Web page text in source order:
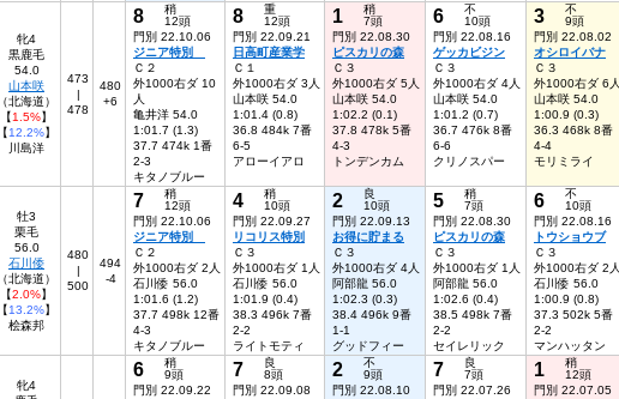
牝4
黒鹿毛
54.0
山本咲
（北海道）
【1.5%】
【12.2%】
川島洋
473
|
478
480
+6
8
稍
12頭
門別 22.10.06
ジニア特別
Ｃ２
外1000右ダ 10
人
亀井洋 54.0
1:01.7 (1.3)
37.7 474k 1番
2-3
キタノブルー
8
重
12頭
門別 22.09.21
日高町産業学
Ｃ１
外1000右ダ 3人
山本咲 54.0
1:01.4 (0.8)
36.8 484k 7番
6-5
アローイアロ
1
稍
7頭
門別 22.08.30
ピスカリの森
Ｃ３
外1000右ダ 5人
山本咲 54.0
1:02.2 (0.1)
37.8 478k 5番
4-3
トンデンカム
6
不
10頭
門別 22.08.16
ゲッカビジン
Ｃ３
外1000右ダ 4人
山本咲 54.0
1:01.2 (0.7)
36.7 476k 8番
6-6
クリノスパー
3
不
9頭
門別 22.08.02
オシロイバナ
Ｃ３
外1000右ダ 6人
山本咲 54.0
1:00.9 (0.3)
36.3 468k 8番
4-4
モリミライ
牡3
栗毛
56.0
石川倭
（北海道）
【2.0%】
【13.2%】
桧森邦
480
|
500
494
-4
7
稍
12頭
門別 22.10.06
ジニア特別
Ｃ２
外1000右ダ 2人
石川倭 56.0
1:01.6 (1.2)
37.7 498k 12番
4-3
キタノブルー
4
稍
10頭
門別 22.09.27
リコリス特別
Ｃ３
外1000右ダ 1人
石川倭 56.0
1:01.9 (0.4)
38.3 496k 7番
2-2
ライトモティ
2
良
10頭
門別 22.09.13
お得に貯まる
Ｃ３
外1000右ダ 4人
阿部龍 56.0
1:02.3 (0.3)
38.4 496k 9番
1-1
グッドフィー
5
稍
7頭
門別 22.08.30
ピスカリの森
Ｃ３
外1000右ダ 1人
阿部龍 56.0
1:02.6 (0.4)
38.5 498k 7番
2-2
セイレリック
6
不
10頭
門別 22.08.16
トウショウブ
Ｃ３
外1000右ダ 2人
石川倭 56.0
1:00.9 (0.8)
37.3 502k 5番
2-2
マンハッタン
牝4
6
稍
9頭
門別 22.09.22
7
良
8頭
門別 22.09.08
2
不
9頭
門別 22.08.10
7
良
7頭
門別 22.07.26
1
稍
12頭
門別 22.07.05